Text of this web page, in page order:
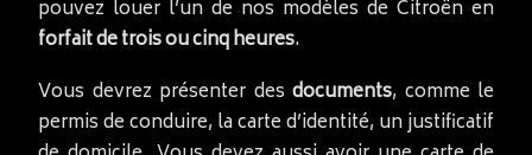
pouvez louer l’un de nos modèles de Citroën en
forfait de trois ou cinq heures.
Vous devrez présenter des documents, comme le
permis de conduire, la carte d’identité, un justificatif